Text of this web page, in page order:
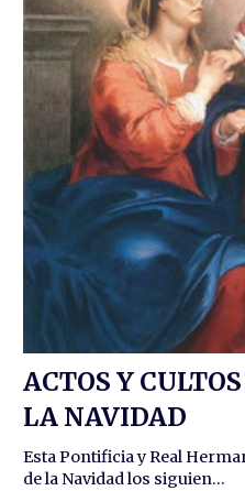
ACTOS Y
LA NAVIDAD
Esta Pontificia y Real
de la Navidad los siguien...